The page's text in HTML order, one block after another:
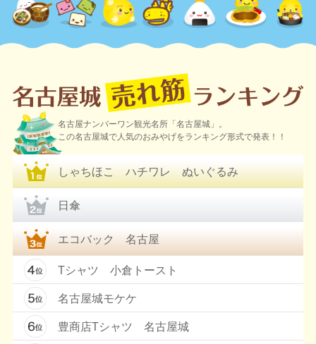
名古屋ナンバーワン観光名所「名古屋城」。
この名古屋城で人気のおみやげをランキング形式で発表！！
しゃちほこ ハチワレ ぬいぐるみ
日傘
エコバック 名古屋
Tシャツ 小倉トースト
名古屋城モケケ
豊商店Tシャツ 名古屋城